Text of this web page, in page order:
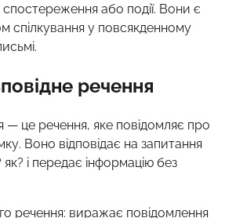
або події. Вони є
спілкування у повсякденному
речення
— це речення, яке повідомляє про
Воно відповідає на запитання
і передає інформацію без
речення: виражає повідомлення